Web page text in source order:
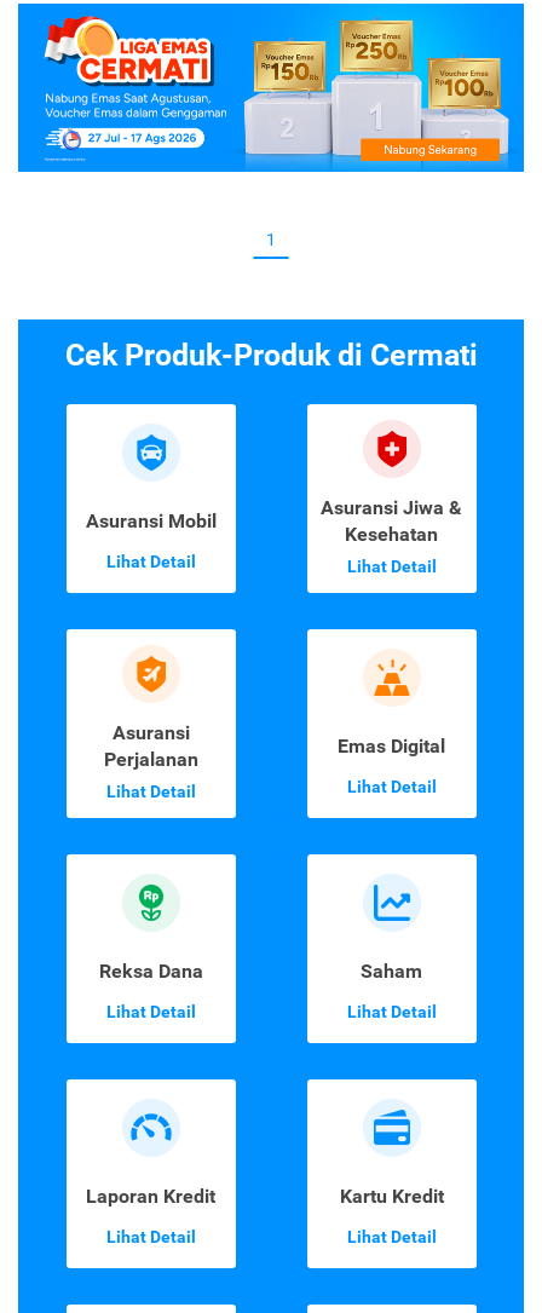
1
Cek Produk-Produk di Cermati
Asuransi Mobil
Lihat Detail
Asuransi Jiwa &
Kesehatan
Lihat Detail
Asuransi
Perjalanan
Lihat Detail
Emas Digital
Lihat Detail
Reksa Dana
Lihat Detail
Saham
Lihat Detail
Laporan Kredit
Lihat Detail
Kartu Kredit
Lihat Detail